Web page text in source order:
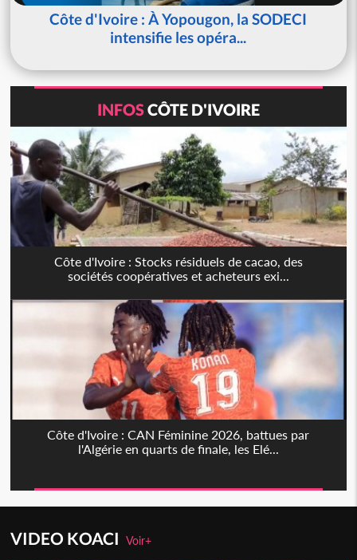
Côte d'Ivoire : À Yopougon, la SODECI
intensifie les opéra...
INFOSCÔTE D'IVOIRE
Côte d'Ivoire : Stocks résiduels de cacao, des
sociétés coopératives et acheteurs exi...
Côte d'Ivoire : CAN Féminine 2026, battues par
l'Algérie en quarts de finale, les Elé...
VIDEO KOACIVoir+